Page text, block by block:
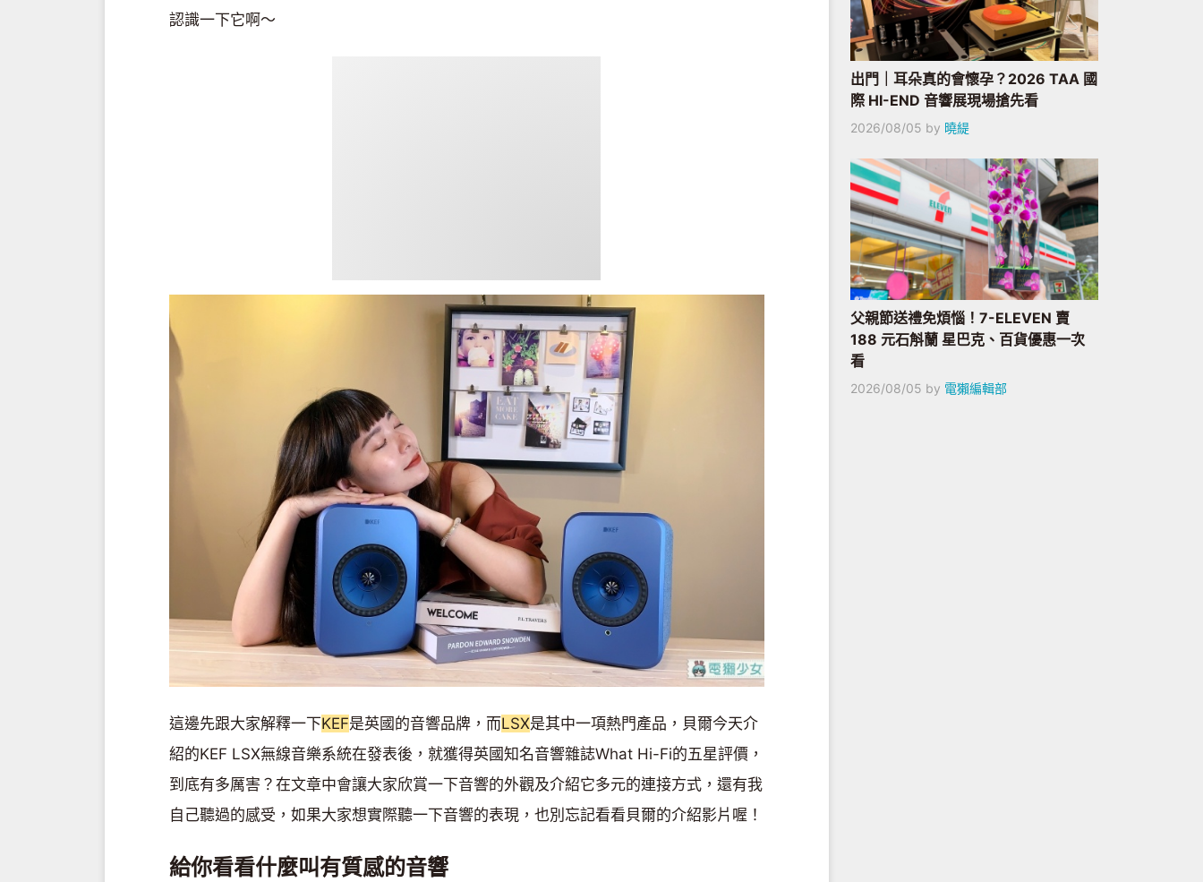
認識一下它啊～
這邊先跟大家解釋一下KEF是英國的音響品牌，而LSX是其中一項熱門產品，貝爾今天介
紹的KEF LSX無線音樂系統在發表後，就獲得英國知名音響雜誌What Hi-Fi的五星評價，
到底有多厲害？在文章中會讓大家欣賞一下音響的外觀及介紹它多元的連接方式，還有我
自己聽過的感受，如果大家想實際聽一下音響的表現，也別忘記看看貝爾的介紹影片喔！
給你看看什麼叫有質感的音響
出門｜耳朵真的會懷孕？2026 TAA 國
際 HI-END 音響展現場搶先看
2026/08/05 by 曉緹
父親節送禮免煩惱！7-ELEVEN 賣
188 元石斛蘭 星巴克、百貨優惠一次
看
2026/08/05 by 電獺編輯部